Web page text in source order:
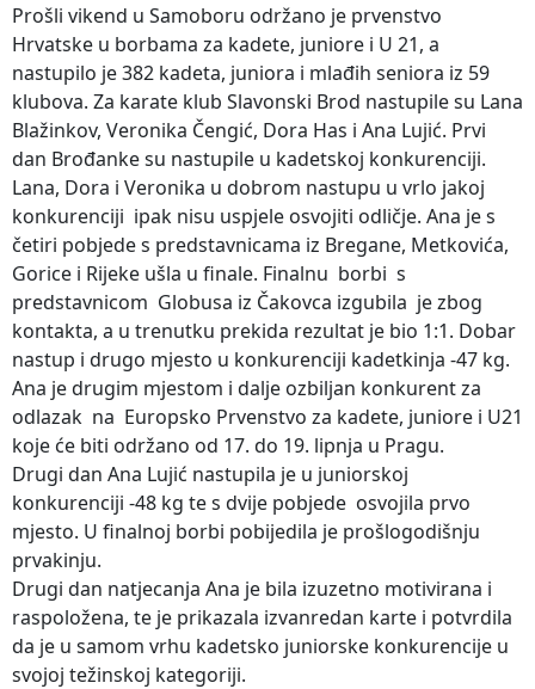
Prošli vikend u Samoboru održano je prvenstvo
Hrvatske u borbama za kadete, juniore i U 21, a
nastupilo je 382 kadeta, juniora i mlađih seniora iz 59
klubova. Za karate klub Slavonski Brod nastupile su Lana
Blažinkov, Veronika Čengić, Dora Has i Ana Lujić. Prvi
dan Brođanke su nastupile u kadetskoj konkurenciji.
Lana, Dora i Veronika u dobrom nastupu u vrlo jakoj
konkurenciji ipak nisu uspjele osvojiti odličje. Ana je s
četiri pobjede s predstavnicama iz Bregane, Metkovića,
Gorice i Rijeke ušla u finale. Finalnu borbi s
predstavnicom Globusa iz Čakovca izgubila je zbog
kontakta, a u trenutku prekida rezultat je bio 1:1. Dobar
nastup i drugo mjesto u konkurenciji kadetkinja -47 kg.
Ana je drugim mjestom i dalje ozbiljan konkurent za
odlazak na Europsko Prvenstvo za kadete, juniore i U21
koje će biti održano od 17. do 19. lipnja u Pragu.
Drugi dan Ana Lujić nastupila je u juniorskoj
konkurenciji -48 kg te s dvije pobjede osvojila prvo
mjesto. U finalnoj borbi pobijedila je prošlogodišnju
prvakinju.
Drugi dan natjecanja Ana je bila izuzetno motivirana i
raspoložena, te je prikazala izvanredan karte i potvrdila
da je u samom vrhu kadetsko juniorske konkurencije u
svojoj težinskoj kategoriji.